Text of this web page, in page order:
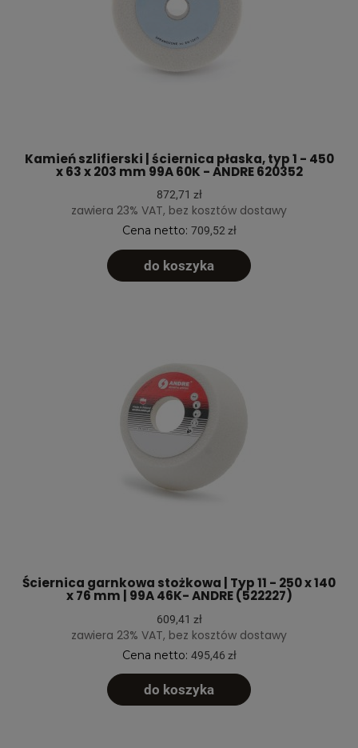
Kamień szlifierski | ściernica płaska, typ 1 - 450
x 63 x 203 mm 99A 60K - ANDRE 620352
872,71 zł
zawiera 23% VAT, bez kosztów dostawy
Cena netto: 709,52 zł
do koszyka
Ściernica garnkowa stożkowa | Typ 11 - 250 x 140
x 76 mm | 99A 46K- ANDRE (522227)
609,41 zł
zawiera 23% VAT, bez kosztów dostawy
Cena netto: 495,46 zł
do koszyka